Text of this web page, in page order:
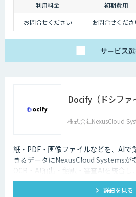
この課題を解決するためにAI・人工知能が活
タを高速にコンピューターに学習できる「機
とで、より人間に近いような精度に向上しま
利用料金 初期費用
お問合せください
お問合せくださ
サービス
Docify（ドシファ
株式会社NexusCloud
紙・PDF・画像ファイルなどを、AIで
きるデータにNexusCloud Systemsが
OCR・AI抽出・翻訳・審査AIを統合
の非構造化ドキュメントを構造化・
ントによる業務自動化まで実現するAI
詳細を見る